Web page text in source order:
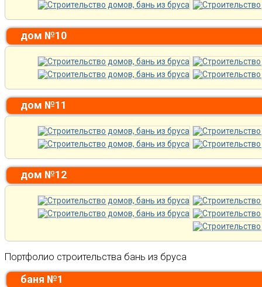
дом №10
дом №11
дом №12
Портфолио строительства бань из бруса
баня №1